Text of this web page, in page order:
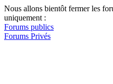
Nous allons bientôt fermer les
uniquement :
Forums publics
Forums Privés